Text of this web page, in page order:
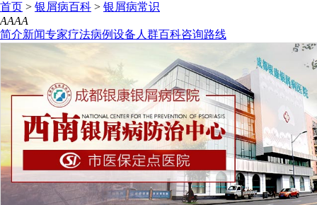
首页 > 银屑病百科 > 银屑病常识
AAAA
简介新闻专家疗法病例设备 人群百科咨询路线